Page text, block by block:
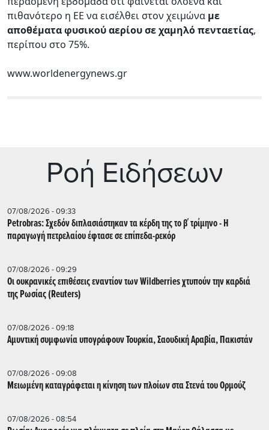
πιθανότερο η ΕΕ να εισέλθει στον χειμώνα με
αποθέματα φυσικού αερίου σε χαμηλό πενταετίας,
περίπου στο 75%.
www.worldenergynews.gr
Ρoή Ειδήσεων
07/08/2026 - 09:33
Petrobras: Σχεδόν διπλασιάστηκαν τα κέρδη της το β΄ τρίμηνο - Η
παραγωγή πετρελαίου έφτασε σε επίπεδα-ρεκόρ
07/08/2026 - 09:29
Οι ουκρανικές επιθέσεις εναντίον των Wildberries χτυπούν την καρδιά
της Ρωσίας (Reuters)
07/08/2026 - 09:18
Αμυντική συμφωνία υπογράφουν Τουρκία, Σαουδική Αραβία, Πακιστάν
07/08/2026 - 09:08
Μειωμένη καταγράφεται η κίνηση των πλοίων στα Στενά του Ορμούζ
07/08/2026 - 08:54